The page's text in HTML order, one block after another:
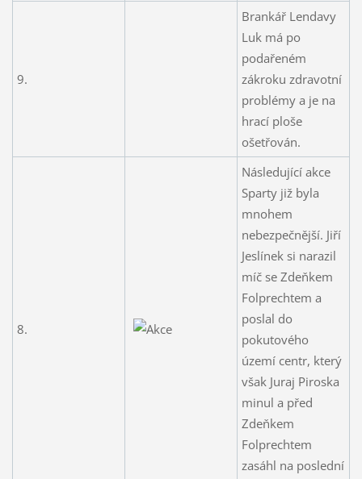
9.
Brankář Lendavy
Luk má po
podařeném
zákroku zdravotní
problémy a je na
hrací ploše
ošetřován.
8.
Následující akce
Sparty již byla
mnohem
nebezpečnější. Jiří
Jeslínek si narazil
míč se Zdeňkem
Folprechtem a
poslal do
pokutového
území centr, který
však Juraj Piroska
minul a před
Zdeňkem
Folprechtem
zasáhl na poslední